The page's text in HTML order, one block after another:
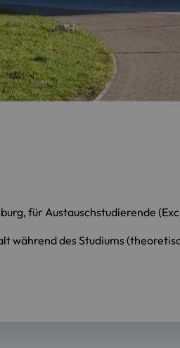
für Austauschstudierende
des Studiums